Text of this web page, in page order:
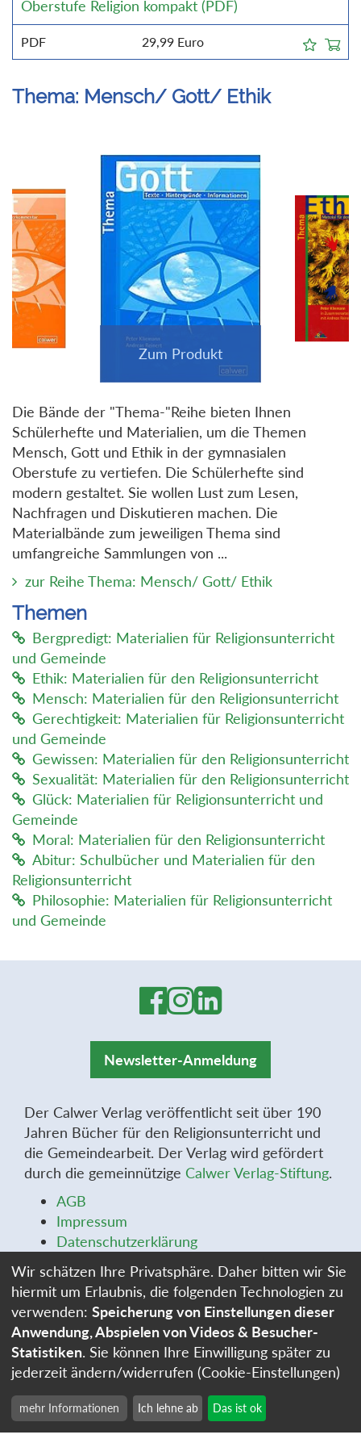
Oberstufe Religion kompakt (PDF)
PDF 29,99 Euro
Thema: Mensch/ Gott/ Ethik
Die Bände der "Thema-"Reihe bieten Ihnen
Schülerhefte und Materialien, um die Themen
Mensch, Gott und Ethik in der gymnasialen
Oberstufe zu vertiefen. Die Schülerhefte sind
modern gestaltet. Sie wollen Lust zum Lesen,
Nachfragen und Diskutieren machen. Die
Materialbände zum jeweiligen Thema sind
umfangreiche Sammlungen von ...
zur Reihe Thema: Mensch/ Gott/ Ethik
Themen
Bergpredigt: Materialien für Religionsunterricht
und Gemeinde
Ethik: Materialien für den Religionsunterricht
Mensch: Materialien für den Religionsunterricht
Gerechtigkeit: Materialien für Religionsunterricht
und Gemeinde
Gewissen: Materialien für den Religionsunterricht
Sexualität: Materialien für den Religionsunterricht
Glück: Materialien für Religionsunterricht und
Gemeinde
Moral: Materialien für den Religionsunterricht
Abitur: Schulbücher und Materialien für den
Religionsunterricht
Philosophie: Materialien für Religionsunterricht
und Gemeinde
Newsletter-Anmeldung
Der Calwer Verlag veröffentlicht seit über 190
Jahren Bücher für den Religionsunterricht und
die Gemeindearbeit. Der Verlag wird gefördert
durch die gemeinnützige Calwer Verlag-Stiftung.
AGB
Impressum
Datenschutzerklärung
Widerrufsbelehrung
Widerrufsformular
Stellenangebote
Cookie-Einstellungen
Wir schätzen Ihre Privatsphäre. Daher bitten wir Sie
hiermit um Erlaubnis, die folgenden Technologien zu
verwenden: Speicherung von Einstellungen dieser
Anwendung, Abspielen von Videos & Besucher-
Statistiken. Sie können Ihre Einwilligung später zu
jederzeit ändern/widerrufen (Cookie-Einstellungen)
mehr Informationen Ich lehne ab Das ist ok